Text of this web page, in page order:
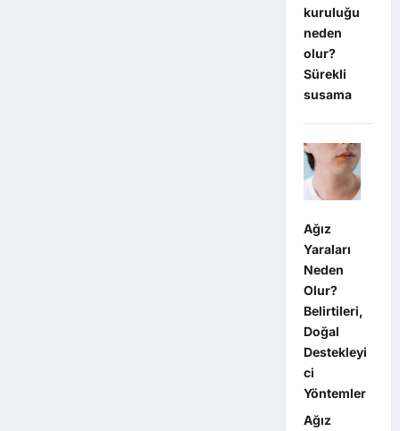
kuruluğu
neden
olur?
Sürekli
susama
Ağız
Yaraları
Neden
Olur?
Belirtileri,
Doğal
Destekleyi
ci
Yöntemler
Ağız